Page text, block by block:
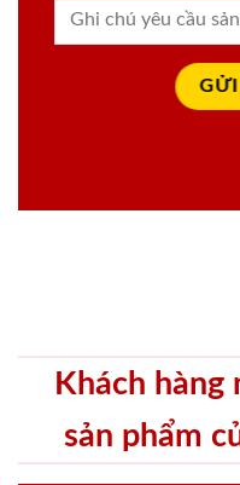
Khách hàng
sản phẩm